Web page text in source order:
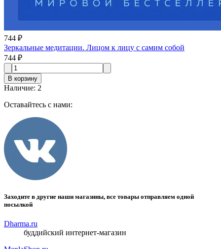
744 ₽
Зеркальные медитации. Лицом к лицу с самим собой
744 ₽
В корзину
Наличие: 2
Оставайтесь с нами:
Заходите в другие наши магазины, все товары отправляем одной
посылкой
Dharma.ru
буддийский интернет-магазин